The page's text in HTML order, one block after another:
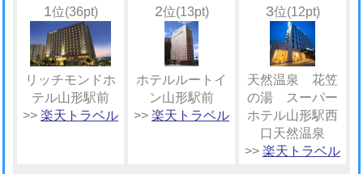
1位(36pt)
リッチモンドホ
テル山形駅前
>> 楽天トラベル
2位(13pt)
ホテルルートイ
ン山形駅前
>> 楽天トラベル
3位(12pt)
天然温泉 花笠
の湯 スーパー
ホテル山形駅西
口天然温泉
>> 楽天トラベル